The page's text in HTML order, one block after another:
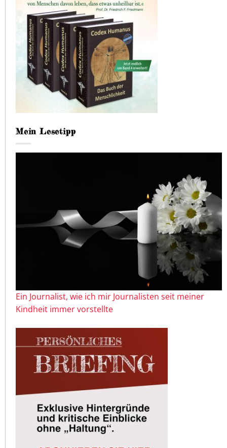
Mein Lesetipp
Ein Journalist, wie ich mir Journalisten seit meiner
Kindheit immer vorstellte